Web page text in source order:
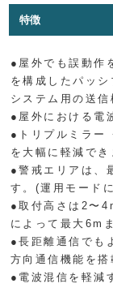
特徴
●屋外でも誤動作
を構成したパッ
システム用の送信
●屋外における電
●トリプルミラー
を大幅に軽減でき
●警戒エリアは、
す。(運用モード
●取付高さは2〜
によって最大6m
●長距離通信でも
方向通信機能を搭
●電波混信を軽減